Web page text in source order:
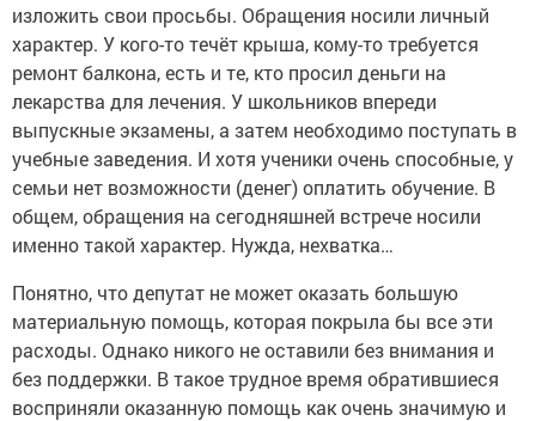
изложить свои просьбы. Обращения носили личный
характер. У кого-то течёт крыша, кому-то требуется
ремонт балкона, есть и те, кто просил деньги на
лекарства для лечения. У школьников впереди
выпускные экзамены, а затем необходимо поступать в
учебные заведения. И хотя ученики очень способные, у
семьи нет возможности (денег) оплатить обучение. В
общем, обращения на сегодняшней встрече носили
именно такой характер. Нужда, нехватка…
Понятно, что депутат не может оказать большую
материальную помощь, которая покрыла бы все эти
расходы. Однако никого не оставили без внимания и
без поддержки. В такое трудное время обратившиеся
восприняли оказанную помощь как очень значимую и